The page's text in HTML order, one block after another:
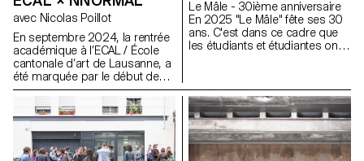
avec Nicolas Poillot
En septembre 2024, la rentrée
académique à l’ECAL / École
cantonale d’art de Lausanne, a
été marquée par le début de
notre collaboration avec le
fabricant d’équipements de trail
Nnormal. Au même moment,
non loin de notre école, Kilian
Jornet, fondateur de la marque,
a donné à nos équipes le goût
Le Mâle - 30ième anniversaire
En 2025 "Le Mâle" fête ses 30
ans. C'est dans ce cadre que
les étudiants et étudiantes ont
représentations du corps en
2025.